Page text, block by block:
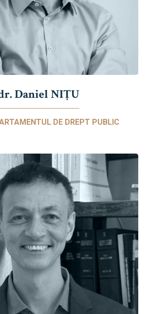
Daniel NIŢU
DE DREPT PUBLIC